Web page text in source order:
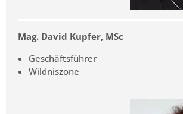
Mag. David Kupfer, MSc
Geschäftsführer
Wildniszone